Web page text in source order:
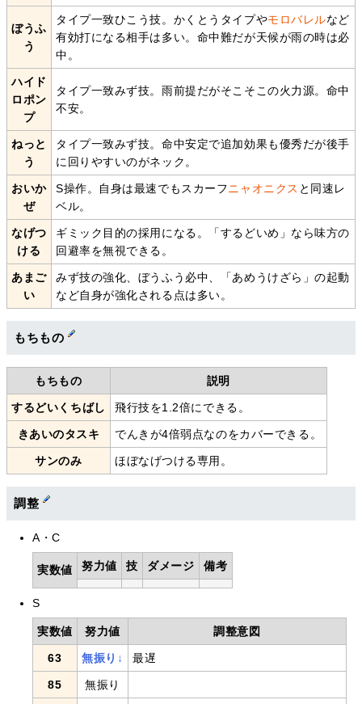
ぼうふ
う
タイプ一致ひこう技。かくとうタイプやモロバレルなど
有効打になる相手は多い。命中難だが天候が雨の時は必
中。
ハイド
ロポン
プ
タイプ一致みず技。雨前提だがそこそこの火力源。命中
不安。
ねっと
う
タイプ一致みず技。命中安定で追加効果も優秀だが後手
に回りやすいのがネック。
おいか
ぜ
S操作。自身は最速でもスカーフニャオニクス と同速レ
ベル。
なげつ
ける
ギミック目的の採用になる。「するどいめ」なら味方の
回避率を無視できる。
あまご
い
みず技の強化、ぼうふう必中、「あめうけざら」の起動
など自身が強化される点は多い。
もちもの
もちもの 説明
するどいくちばし 飛行技を1.2倍にできる。
きあいのタスキ でんきが4倍弱点なのをカバーできる。
サンのみ ほぼなげつける専用。
調整
A・C
実数値 努力値 技 ダメージ 備考
S
実数値 努力値 調整意図
63 無振り↓ 最遅
85 無振り